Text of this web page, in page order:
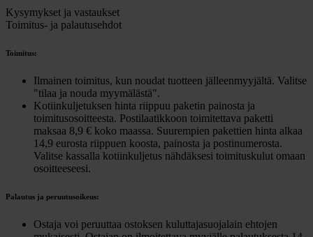
Kysymykset ja vastaukset
Toimitus- ja palautusehdot
Toimitus:
Ilmainen toimitus, kun noudat tuotteen jälleenmyyjältä. Valitse
"tilaa ja nouda myymälästä".
Kotiinkuljetuksen hinta riippuu paketin painosta ja
toimitusosoitteesta. Postilaatikkoon toimitettava paketti
maksaa 8,9 € koko maassa. Suurempien pakettien hinta alkaa
14,9 eurosta riippuen koosta, painosta ja postinumerosta.
Valitse kassalla kotiinkuljetus nähdäksesi toimituskulut omaan
osoitteeseesi.
Palautus ja peruutusoikeus:
Ostaja voi peruuttaa ostoksen kuluttajasuojalain ehtojen